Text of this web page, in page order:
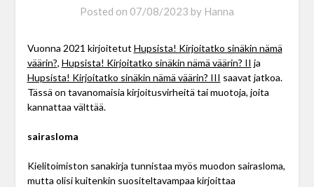
Posted on 07/08/2023 by Hanna
Vuonna 2021 kirjoitetut Hupsista! Kirjoitatko sinäkin nämä
väärin?, Hupsista! Kirjoitatko sinäkin nämä väärin? II ja
Hupsista! Kirjoitatko sinäkin nämä väärin? III saavat jatkoa.
Tässä on tavanomaisia kirjoitusvirheitä tai muotoja, joita
kannattaa välttää.
sairasloma
Kielitoimiston sanakirja tunnistaa myös muodon sairasloma,
mutta olisi kuitenkin suositeltavampaa kirjoittaa